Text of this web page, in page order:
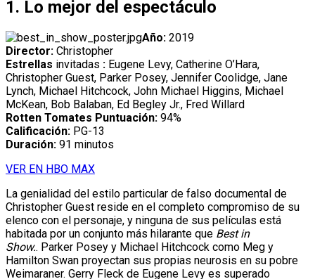
1. Lo mejor del espectáculo
Año: 2019
Director: Christopher
Estrellas invitadas : Eugene Levy, Catherine O’Hara,
Christopher Guest, Parker Posey, Jennifer Coolidge, Jane
Lynch, Michael Hitchcock, John Michael Higgins, Michael
McKean, Bob Balaban, Ed Begley Jr., Fred Willard
Rotten Tomates Puntuación: 94%
Calificación: PG-13
Duración: 91 minutos
VER EN HBO MAX
La genialidad del estilo particular de falso documental de
Christopher Guest reside en el completo compromiso de su
elenco con el personaje, y ninguna de sus películas está
habitada por un conjunto más hilarante que Best in
Show.. Parker Posey y Michael Hitchcock como Meg y
Hamilton Swan proyectan sus propias neurosis en su pobre
Weimaraner. Gerry Fleck de Eugene Levy es superado